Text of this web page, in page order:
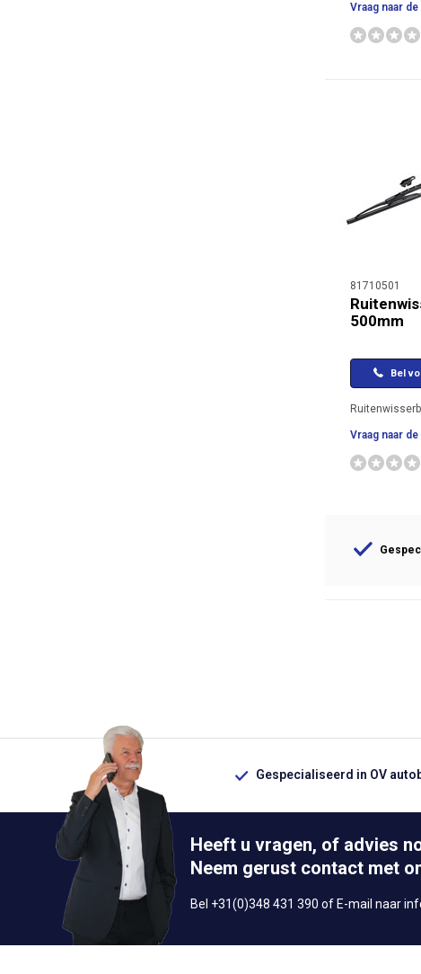
Vraag naar
81710501
500mm
Bel
Vraag naar
Gespecialiseerd in OV
Heeft u vragen, of advies
Neem gerust contact met
Bel +31(0)348 431 390 of E-mail naar